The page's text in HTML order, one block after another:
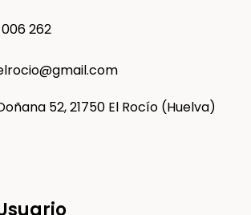
262
52, 21750 El Rocío (Huelva)